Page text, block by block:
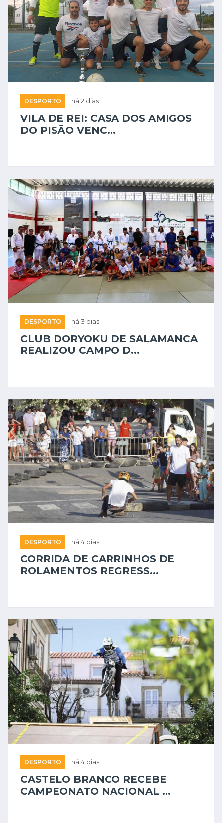
DESPORTO há 2 dias
VILA DE REI: CASA DOS AMIGOS
DO PISÃO VENC...
DESPORTO há 3 dias
CLUB DORYOKU DE SALAMANCA
REALIZOU CAMPO D...
DESPORTO há 4 dias
CORRIDA DE CARRINHOS DE
ROLAMENTOS REGRESS...
DESPORTO há 4 dias
CASTELO BRANCO RECEBE
CAMPEONATO NACIONAL ...